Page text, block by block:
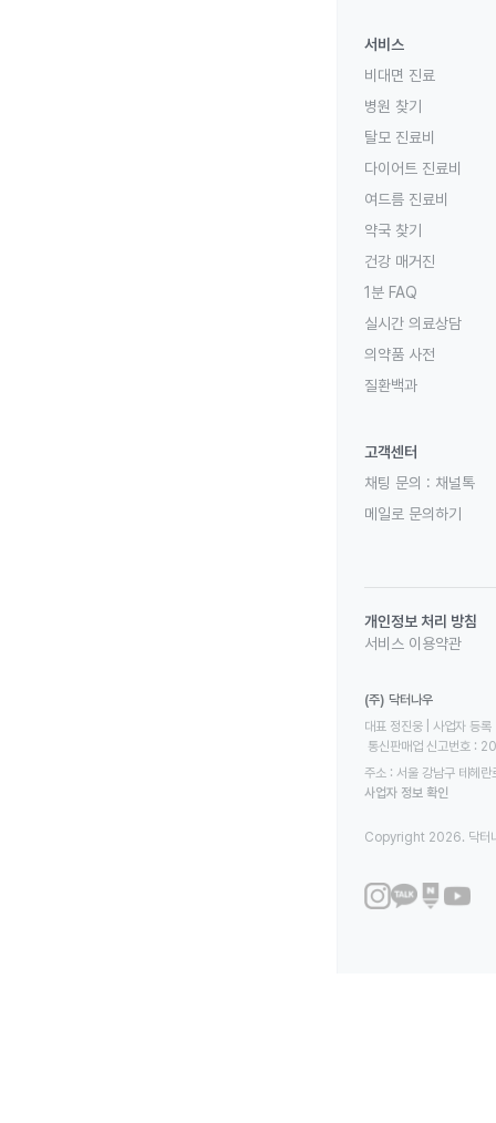
서비스
비대면 진료
병원 찾기
탈모 진료비
다이어트 진료비
여드름 진료비
약국 찾기
건강 매거진
1분 FAQ
실시간 의료상담
의약품 사전
질환백과
고객센터
채팅 문의 : 채널톡
메일로 문의하기
개인정보 처리 방침
서비스 이용약관
(주) 닥터나우
대표 정진웅 | 사업자
통신판매업 신고번호
주소 : 서울 강남구 테헤
사업자 정보 확인
Copyright 2026. 닥터